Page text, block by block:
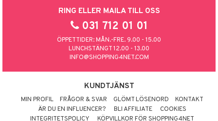
RING ELLER MAILA TILL OSS
031 712 01 01
ÖPPETTIDER: MÅN.-FRE. 9.00 - 15.00
LUNCHSTÄNGT 12.00 - 13.00
INFO@SHOPPING4NET.COM
KUNDTJÄNST
MIN PROFIL FRÅGOR & SVAR GLÖMT LÖSENORD
KONTAKT
ÄR DU EN INFLUENCER?
BLI AFFILIATE
COOKIES
INTEGRITETSPOLICY
KÖPVILLKOR FÖR SHOPPING4NET